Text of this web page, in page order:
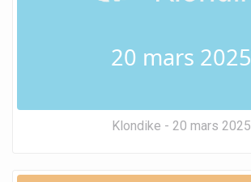
20 mars 2025
Klondike - 20 mars 2025